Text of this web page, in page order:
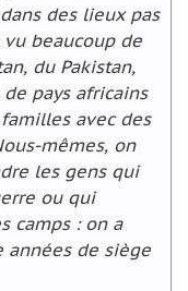
des lieux pas
beaucoup de
du Pakistan,
pays africains
avec des
mêmes, on
les gens qui
ou qui
camps : on a
années de siège